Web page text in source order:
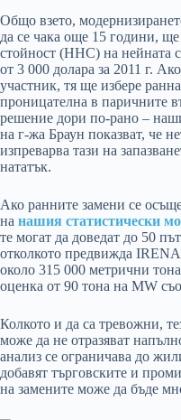
Общо взето,
да се чака още 15 години,
стойност (ННС) на нейната
от 3 000 долара за 2011 г.
участник, тя ще избере
проницателна в паричните
решение дори по-рано –
на г-жа Браун показват, че
изпреварва тази на
нататък.
Ако ранните замени се
на нашия статистически
те могат да доведат до 50
отколкото предвижда
около 315 000 метрични
оценка от 90 тона на MW
Колкото и да са тревожни,
може да не отразяват
анализ се ограничава до
добавят търговските и
на замените може да бъде